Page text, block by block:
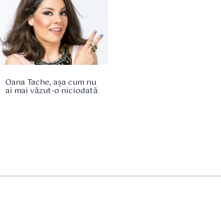
Oana Tache, așa cum nu
ai mai văzut-o niciodată